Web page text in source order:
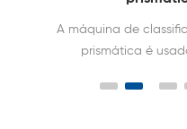
A máquina de
prismática é